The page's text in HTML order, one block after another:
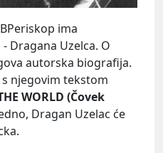
ima
Dragana Uzelca. O
autorska biografija.
njegovim tekstom
WORLD (Čovek
Dragan Uzelac će